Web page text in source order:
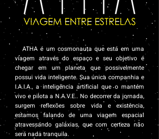
ATHA é um cosmonauta que está em uma
viagem através do espaço e seu objetivo é
chegar em um planeta que possivelmente
possui vida inteligente. Sua única companhia e
I.A.I.A., a inteligência artificial que o mantém
vivo e pilota a N.A.V.E.. No decorrer da jornada,
surgem reflexões sobre vida e existência,
estamos falando de uma viagem espacial
atravessando galáxias, que com certeza não
será nada tranquila.